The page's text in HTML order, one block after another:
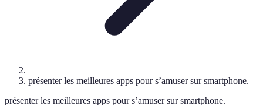
présenter les meilleures apps pour s’amuser sur smartphone.
présenter les meilleures apps pour s’amuser sur smartphone.